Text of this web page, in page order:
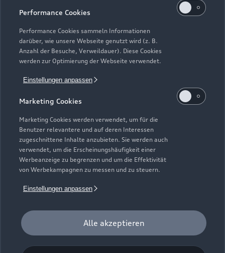
Performance Cookies
Performance Cookies sammeln Informationen
darüber, wie unsere Webseite genutzt wird (z. B.
Anzahl der Besuche, Verweildauer). Diese Cookies
werden zur Optimierung der Webseite verwendet.
Einstellungen anpassen
Marketing Cookies
Marketing Cookies werden verwendet, um für die
Benutzer relevantere und auf deren Interessen
zugeschnittene Inhalte anzubieten. Sie werden auch
verwendet, um die Erscheinungshäufigkeit einer
Werbeanzeige zu begrenzen und um die Effektivität
von Werbekampagnen zu messen und zu steuern.
Einstellungen anpassen
Alle akzeptieren
Zur Inspektion